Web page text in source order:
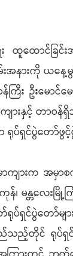
ထောင်ခြင်
နားကို ယနေ့
ြီး ဦးမောင်
နှင့် တာဝန်ရှိ
ရုပ်ရှင်ပွဲတေ
ျားက အမှာ
မန္တလေးမြို့
များတွင် စိ
ရုပ်ရှင်၏ ရိုက်